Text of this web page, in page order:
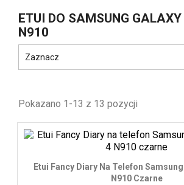
ETUI DO SAMSUNG
N910
Zaznacz
Pokazano 1-13 z 13 pozycji
Etui Fancy Diary Na Telefon
N910 Czarne